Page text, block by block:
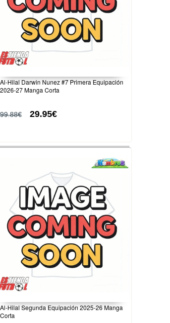
Al-Hilal Darwin Nunez #7 Primera Equipación
2026-27 Manga Corta
99.88€ 29.95€
Al-Hilal Segunda Equipación 2025-26 Manga
Corta